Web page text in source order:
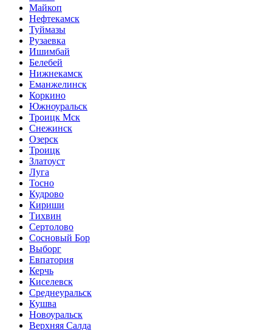
Майкоп
Нефтекамск
Туймазы
Рузаевка
Ишимбай
Белебей
Нижнекамск
Еманжелинск
Коркино
Южноуральск
Троицк Мск
Снежинск
Озерск
Троицк
Златоуст
Луга
Тосно
Кудрово
Кириши
Тихвин
Сертолово
Сосновый Бор
Выборг
Евпатория
Керчь
Киселевск
Среднеуральск
Кушва
Новоуральск
Верхняя Салда